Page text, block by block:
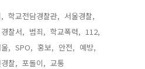
학교전담경찰관, 서울경찰,
경찰서, 범죄, 학교폭력, 112,
, SPO, 홍보, 안전, 예방,
찰, 포돌이, 교통,